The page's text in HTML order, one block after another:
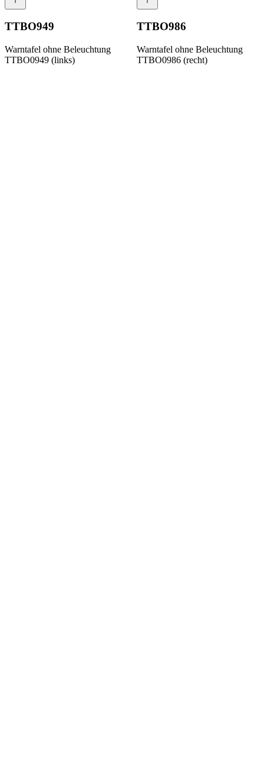
TTBO949
Warntafel ohne Beleuchtung
TTBO0949 (links)
TTBO986
Warntafel ohne Beleuchtung
TTBO0986 (recht)